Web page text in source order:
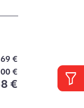
€
€
€